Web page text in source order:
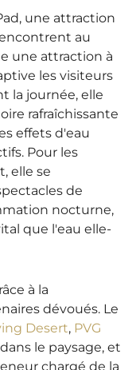
une attraction
au
une attraction à
les visiteurs
la journée, elle
rafraîchissante
effets d'eau
Pour les
elle se
de
nocturne,
que l'eau elle-
à la
dévoués. Le
Desert, PVG
le paysage, et
chargé de la